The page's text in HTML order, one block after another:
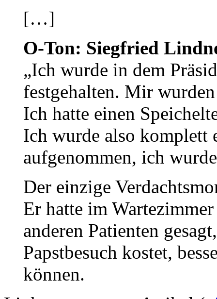
[…]
O-Ton: Siegfried
„Ich wurde in dem
festgehalten. Mir
Ich hatte einen
Ich wurde also komplett
aufgenommen, ich
Der einzige
Er hatte im
anderen Patienten
Papstbesuch kostet,
können.